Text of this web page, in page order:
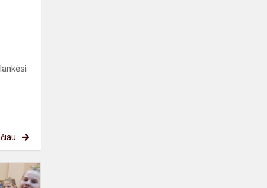
Pyragų